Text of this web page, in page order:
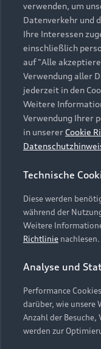
Modelle
Elektromodelle
Plug-in-Hybride
Neuwagensuche
Gebrauchtwagen
Finanzierung
Aktionen &
Geschäftskunden
Service &
Saisonale Angebote
Audi Services
Garantie
Audi digital services
myAudi
Support
Kundenservice
Händlersuche
Audi Code
Online-
Servicekontakt
Vertrag widerrufen
Über Audi
Unternehmen
Karriere
Investor Relations
Presse & Media
Datenschutz
Audi erleben
Newsletter
Impressum
Cookie-Richtlinie
Hinweis: Die
Embleme am
Webseite kann
verwenden, um
Datenverkehr und
Ihre Interessen
einschließlich
auf "Alle
Verwendung aller
jederzeit in den
Weitere
Verwendung Ihrer
in unserer Cookie
Technische
Diese werden
während der
Weitere
Richtlinie nachlesen.
Analyse und
Performance
darüber, wie unsere
Anzahl der Besuche,
werden zur